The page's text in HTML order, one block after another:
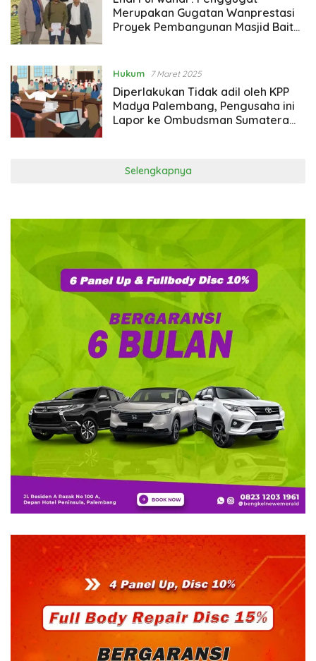
Merupakan Gugatan Wanprestasi
Proyek Pembangunan Masjid Baitul
Hukum 7 Maret 2025
Diperlakukan Tidak adil oleh KPP
Madya Palembang, Pengusaha ini
Lapor ke Ombudsman Sumatera
Selengkapnya